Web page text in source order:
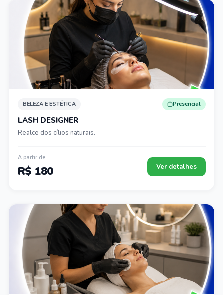
BELEZA E ESTÉTICA Presencial
LASH DESIGNER
Realce dos cílios naturais.
A partir de
R$ 180 Ver detalhes